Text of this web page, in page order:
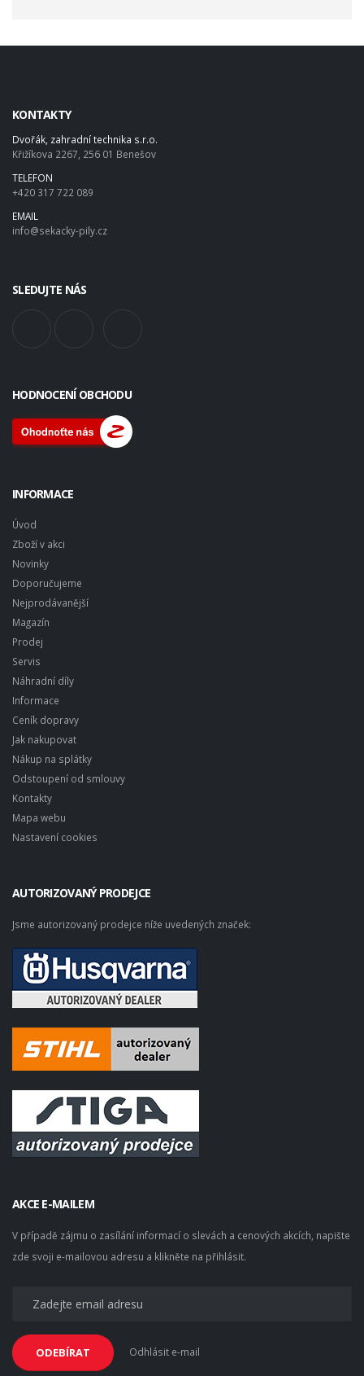
KONTAKTY
Dvořák, zahradní technika s.r.o.
Křižíkova 2267, 256 01 Benešov
TELEFON
+420 317 722 089
EMAIL
info@sekacky-pily.cz
SLEDUJTE NÁS
HODNOCENÍ OBCHODU
INFORMACE
Úvod
Zboží v akci
Novinky
Doporučujeme
Nejprodávanější
Magazín
Prodej
Servis
Náhradní díly
Informace
Ceník dopravy
Jak nakupovat
Nákup na splátky
Odstoupení od smlouvy
Kontakty
Mapa webu
Nastavení cookies
AUTORIZOVANÝ PRODEJCE
Jsme autorizovaný prodejce níže uvedených značek:
AKCE E-MAILEM
V případě zájmu o zasílání informací o slevách a cenových akcích, napište
zde svoji e-mailovou adresu a klikněte na přihlásit.
ODEBÍRAT Odhlásit e-mail